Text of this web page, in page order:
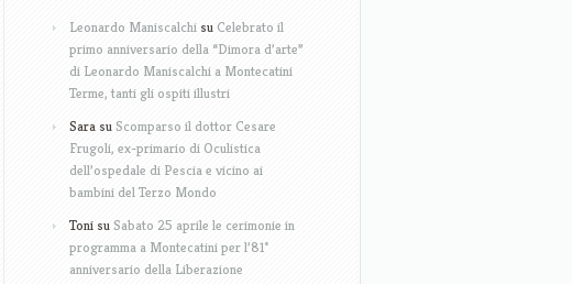
Leonardo Maniscalchi suCelebrato il
primo anniversario della “Dimora d’arte”
di Leonardo Maniscalchi a Montecatini
Terme, tanti gli ospiti illustri
Sara su Scomparso il dottor Cesare
Frugoli, ex-primario di Oculistica
dell’ospedale di Pescia e vicino ai
bambini del Terzo Mondo
Toni suSabato 25 aprile le cerimonie in
programma a Montecatini per l’81°
anniversario della Liberazione